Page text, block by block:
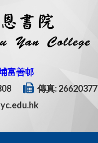
富善邨
傳真: 26620377